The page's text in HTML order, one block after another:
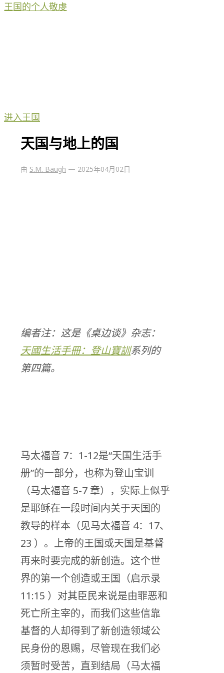
王国的个人敬虔
进入王国
天国与地上的国
由 S.M. Baugh — 2025年04月02日
编者注：这是《桌边谈》杂志：
天國生活手冊：登山寶訓系列的
第四篇。
马太福音 7：1-12是“天国生活手
册”的一部分，也称为登山宝训
（马太福音 5-7 章），实际上似乎
是耶稣在一段时间内关于天国的
教导的样本（见马太福音 4：17、
23 ）。上帝的王国或天国是基督
再来时要完成的新创造。这个世
界的第一个创造或王国（启示录
11:15 ）对其臣民来说是由罪恶和
死亡所主宰的，而我们这些信靠
基督的人却得到了新创造领域公
民身份的恩赐，尽管现在我们必
须暂时受苦，直到结局（马太福